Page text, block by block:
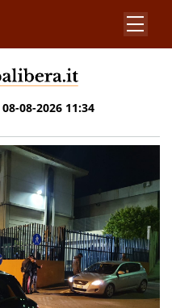
08-08-2026 11:34